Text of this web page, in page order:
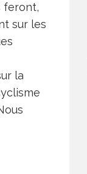
feront,
sur les
la